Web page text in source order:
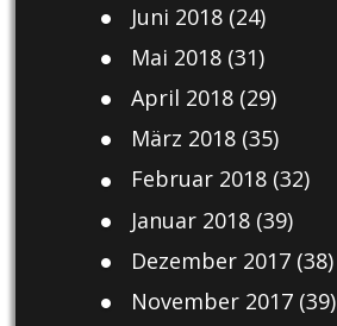
Juni 2018(24)
Mai 2018(31)
April 2018(29)
März 2018(35)
Februar 2018(32)
Januar 2018(39)
Dezember 2017(38)
November 2017(39)